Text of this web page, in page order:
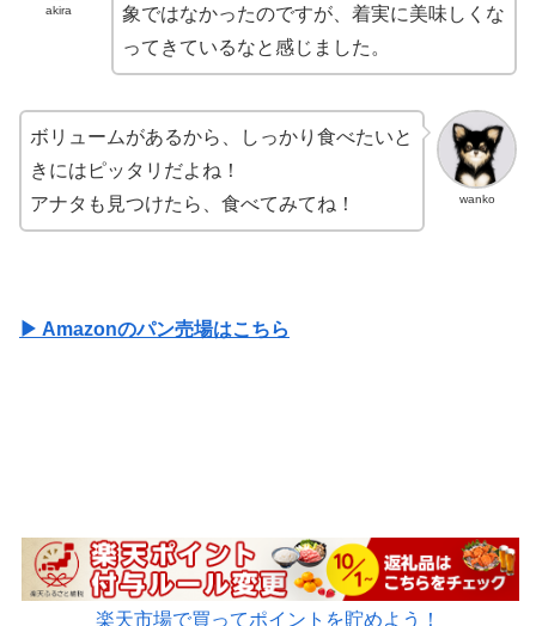
akira
象ではなかったのですが、着実に美味しくな
ってきているなと感じました。
wanko
ボリュームがあるから、しっかり食べたいと
きにはピッタリだよね！
アナタも見つけたら、食べてみてね！
▶ Amazonのパン売場はこちら
楽天市場で買ってポイントを貯めよう！